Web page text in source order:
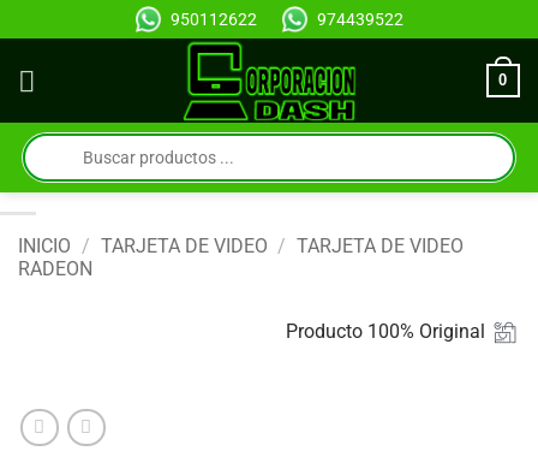
al
contenido
950112622 974439522
0
Búsqueda
de
productos
INICIO / TARJETA DE VIDEO / TARJETA DE VIDEO
RADEON
Producto 100% Original